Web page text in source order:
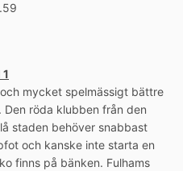
mycket spelmässigt bättre
röda klubben från den
staden behöver snabbast
och kanske inte starta en
finns på bänken. Fulhams